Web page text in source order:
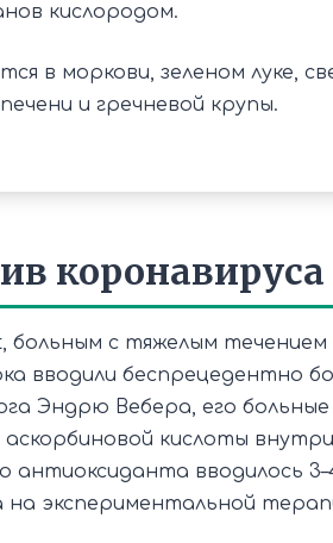
кислородом.
в моркови, зеленом луке,
и гречневой крупы.
коронавируса
с тяжелым течением
вводили беспрецедентно
Эндрю Вебера, его
аскорбиновой кислоты
антиоксиданта вводилось
на экспериментальной